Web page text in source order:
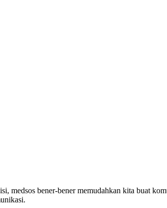
medsos bener-bener memudahkan kita buat